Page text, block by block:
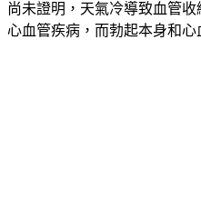
尚未證明，天氣冷導致血管
心血管疾病，而勃起本身和心